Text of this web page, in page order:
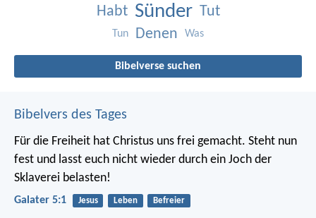
Habt Sünder Tut
Tun Denen Was
Bibelverse suchen
Bibelvers des Tages
Für die Freiheit hat Christus uns frei gemacht. Steht nun
fest und lasst euch nicht wieder durch ein Joch der
Sklaverei belasten!
Galater 5:1 Jesus Leben Befreier